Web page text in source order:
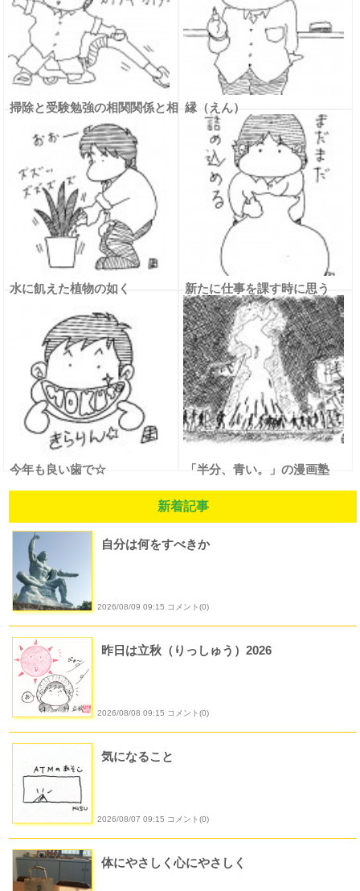
掃除と受験勉強の相関関係と相 縁（えん）
水に飢えた植物の如く 新たに仕事を課す時に思う
今年も良い歯で☆ 「半分、青い。」の漫画塾
新着記事
自分は何をすべきか
2026/08/09 09:15 コメント(0)
昨日は立秋（りっしゅう）2026
2026/08/08 09:15 コメント(0)
気になること
2026/08/07 09:15 コメント(0)
体にやさしく心にやさしく